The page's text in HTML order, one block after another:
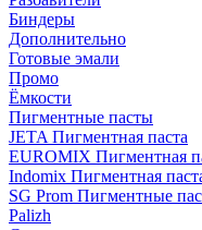
Биндеры
Дополнительно
Готовые эмали
Промо
Ёмкости
Пигментные пасты
JETA Пигментная паста
EUROMIX Пигментная
Indomix Пигментная
SG Prom Пигментные
Palizh